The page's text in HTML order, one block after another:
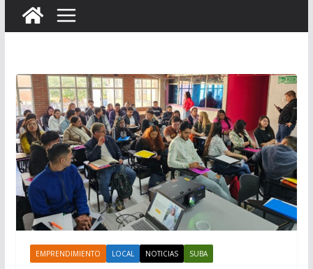
EMPRENDIMIENTO LOCAL NOTICIAS SUBA